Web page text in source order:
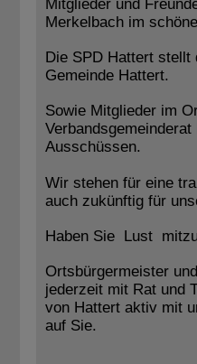
Mitglieder und
Merkelbach im
Die SPD Hattert
Gemeinde Hattert.
Sowie Mitglieder im
Ausschüssen.
Wir stehen für eine
auch zukünftig für
Haben Sie Lust
Ortsbürgermeister
jederzeit mit Rat und
von Hattert aktiv mit
auf Sie.